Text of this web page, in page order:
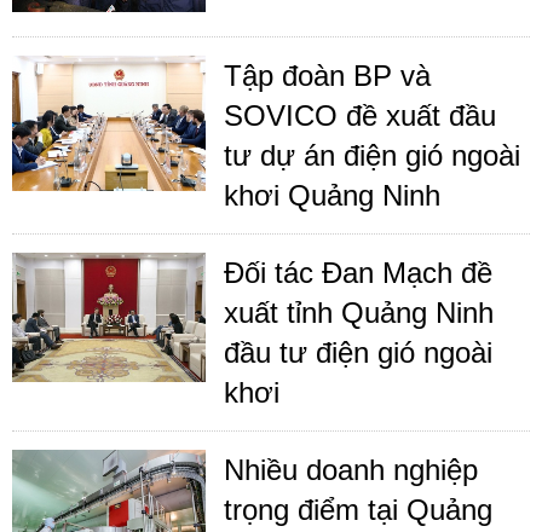
Tập đoàn BP và
SOVICO đề xuất đầu
tư dự án điện gió ngoài
khơi Quảng Ninh
Đối tác Đan Mạch đề
xuất tỉnh Quảng Ninh
đầu tư điện gió ngoài
khơi
Nhiều doanh nghiệp
trọng điểm tại Quảng